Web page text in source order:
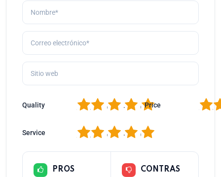
Quality 5
4
3
2 Price 2
Service 5
4
3
2
PROS CONTRAS